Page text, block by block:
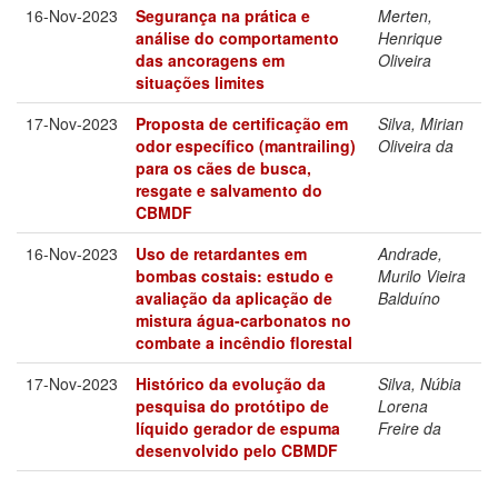
16-Nov-2023
Segurança na prática e
análise do comportamento
das ancoragens em
situações limites
Merten,
Henrique
Oliveira
17-Nov-2023
Proposta de certificação em
odor específico (mantrailing)
para os cães de busca,
resgate e salvamento do
CBMDF
Silva, Mirian
Oliveira da
16-Nov-2023
Uso de retardantes em
bombas costais: estudo e
avaliação da aplicação de
mistura água-carbonatos no
combate a incêndio florestal
Andrade,
Murilo Vieira
Balduíno
17-Nov-2023
Histórico da evolução da
pesquisa do protótipo de
líquido gerador de espuma
desenvolvido pelo CBMDF
Silva, Núbia
Lorena
Freire da